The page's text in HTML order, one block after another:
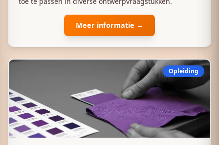
Meer informatie →
Opleiding